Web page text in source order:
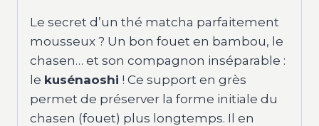
Le secret d’un thé matcha parfaitement
mousseux ? Un bon fouet en bambou, le
chasen… et son compagnon inséparable :
le kusénaoshi ! Ce support en grès
permet de préserver la forme initiale du
chasen (fouet) plus longtemps. Il en